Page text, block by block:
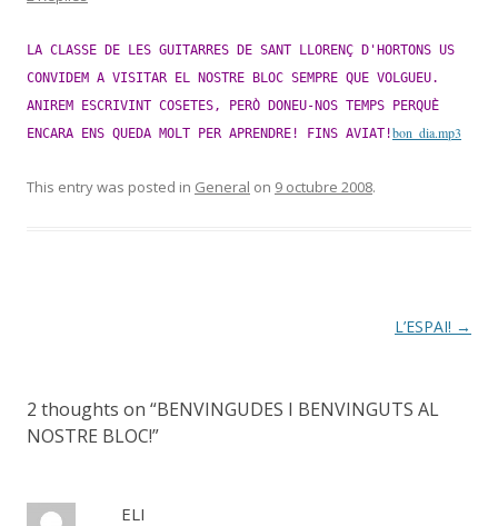
LA CLASSE DE LES GUITARRES DE SANT LLORENÇ D'HORTONS US
CONVIDEM A VISITAR EL NOSTRE BLOC SEMPRE QUE VOLGUEU.
ANIREM ESCRIVINT COSETES, PERÒ DONEU-NOS TEMPS PERQUÈ
ENCARA ENS QUEDA MOLT PER APRENDRE! FINS AVIAT!bon_dia.mp3
This entry was posted in General on 9 octubre 2008.
L’ESPAI! →
2 thoughts on “BENVINGUDES I BENVINGUTS AL
NOSTRE BLOC!”
ELI